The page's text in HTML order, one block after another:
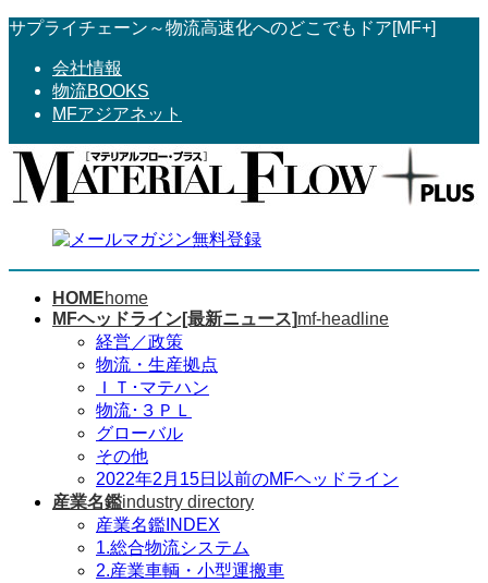
コ
へ
ス
ナ
ョ
ン
サプライチェーン～物流高速化へのどこでもドア[MF+]
会社情報
物流BOOKS
MFアジアネット
HOMEhome
MFヘッドライン[最新ニュース]mf-headline
経営／政策
物流・生産拠点
ＩＴ･マテハン
物流･３ＰＬ
グローバル
その他
2022年2月15日以前のMFヘッドライン
産業名鑑industry directory
産業名鑑INDEX
1.総合物流システム
2.産業車輌・小型運搬車